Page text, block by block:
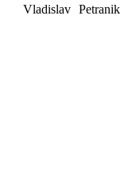
Vladislav Petranik